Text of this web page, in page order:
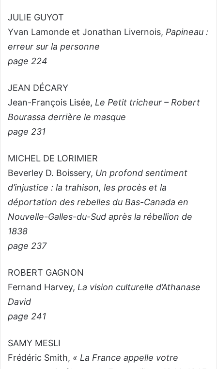
JULIE GUYOT
Yvan Lamonde et Jonathan Livernois, Papineau :
erreur sur la personne
page 224
JEAN DÉCARY
Jean-François Lisée, Le Petit tricheur – Robert
Bourassa derrière le masque
page 231
MICHEL DE LORIMIER
Beverley D. Boissery, Un profond sentiment
d’injustice : la trahison, les procès et la
déportation des rebelles du Bas-Canada en
Nouvelle-Galles-du-Sud après la rébellion de
1838
page 237
ROBERT GAGNON
Fernand Harvey, La vision culturelle d’Athanase
David
page 241
SAMY MESLI
Frédéric Smith, « La France appelle votre